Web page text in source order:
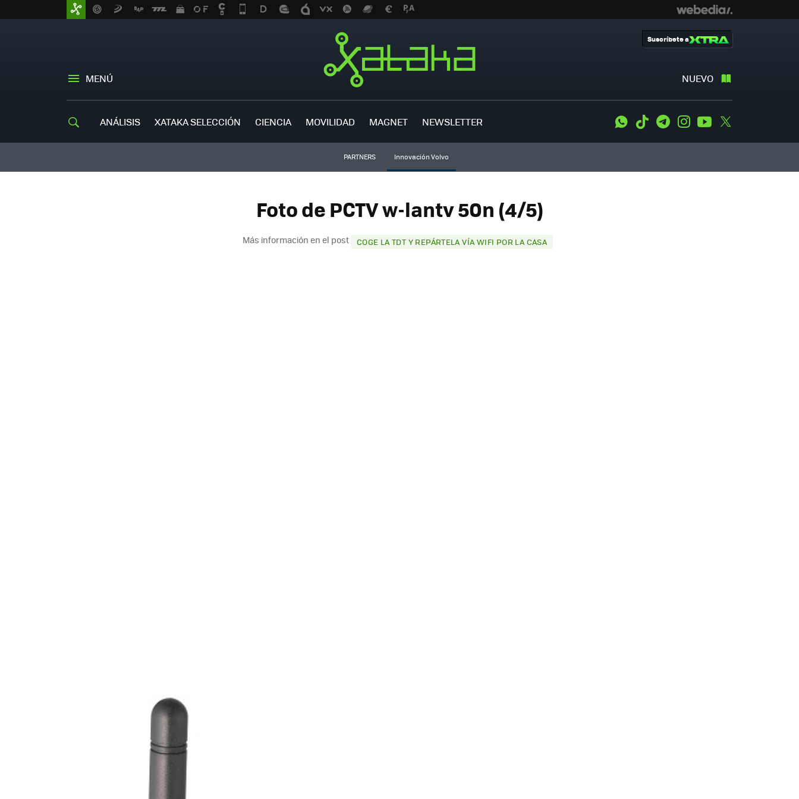
MENÚ NUEVO
Suscríbete a
ANÁLISIS XATAKA SELECCIÓN CIENCIA MOVILIDAD MAGNET NEWSLETTER WhatsApp
Tiktok TelegramInstagramYoutube
PARTNERS Innovación Volvo
Foto de PCTV w-lantv 50n (4/5)
Más información en el post COGE LA TDT Y REPÁRTELA VÍA WIFI POR LA CASA